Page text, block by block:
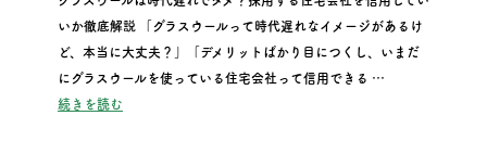
いか徹底解説 「グラスウールって時代遅れなイメージがあるけ
ど、本当に大丈夫？」「デメリットばかり目につくし、いまだ
にグラスウールを使っている住宅会社って信用できる …
続きを読む“グラスウールは時代遅れでダメ？採用する住宅会社を信用し